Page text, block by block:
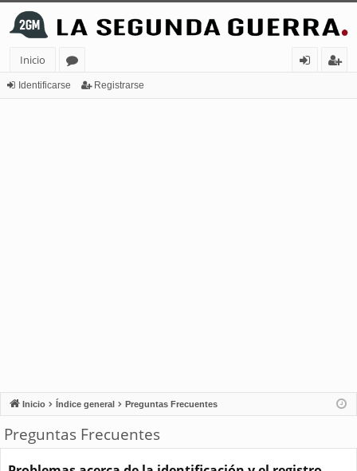
Inicio
or
Identificarse Registrarse
Inicio Índice general Preguntas Frecuentes
Preguntas Frecuentes